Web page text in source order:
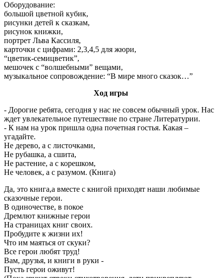
Оборудование:
большой цветной кубик,
рисунки детей к сказкам,
рисунок книжки,
портрет Льва Кассиля,
карточки с цифрами: 2,3,4,5 для жюри,
“цветик-семицветик”,
мешочек с “волшебными” вещами,
музыкальное сопровождение: “В мире много сказок…”
Ход игры
- Дорогие ребята, сегодня у нас не совсем обычный урок. Нас
ждет увлекательное путешествие по стране Литературии.
- К нам на урок пришла одна почетная гостья. Какая –
угадайте.
Не дерево, а с листочками,
Не рубашка, а сшита,
Не растение, а с корешком,
Не человек, а с разумом. (Книга)
Да, это книга,а вместе с книгой приходят наши любимые
сказочные герои.
В одиночестве, в покое
Дремлют книжные герои
На страницах книг своих.
Пробудите к жизни их!
Что им маяться от скуки?
Все герои любят труд!
Вам, друзья, и книги в руки -
Пусть герои оживут!